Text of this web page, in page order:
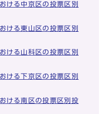
ける中京区の投票区別
ける東山区の投票区別
ける山科区の投票区別
ける下京区の投票区別
ける南区の投票区別投